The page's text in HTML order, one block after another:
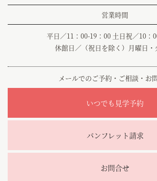
営業時間
平日／11：00-19：00 土日祝／10：
休館日／（祝日を除く）月曜日・
メールでのご予約・ご相談・お
いつでも見学予約
パンフレット請求
お問合せ